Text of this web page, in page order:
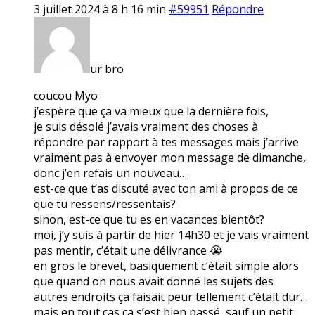
3 juillet 2024 à 8 h 16 min #59951 Répondre
ur bro
coucou Myo
j’espère que ça va mieux que la dernière fois,
je suis désolé j’avais vraiment des choses à
répondre par rapport à tes messages mais j’arrive
vraiment pas à envoyer mon message de dimanche,
donc j’en refais un nouveau…
est-ce que t’as discuté avec ton ami à propos de ce
que tu ressens/ressentais?
sinon, est-ce que tu es en vacances bientôt?
moi, j’y suis à partir de hier 14h30 et je vais vraiment
pas mentir, c’était une délivrance 😭
en gros le brevet, basiquement c’était simple alors
que quand on nous avait donné les sujets des
autres endroits ça faisait peur tellement c’était dur…